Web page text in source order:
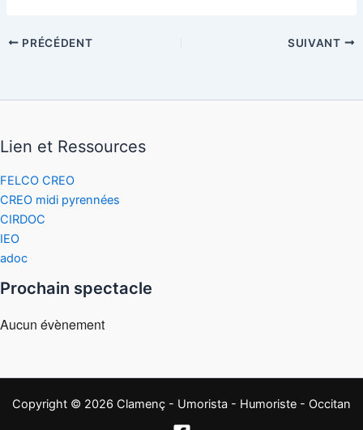
PRÉCÉDENT SUIVANT
Lien et Ressources
FELCO CREO
CREO midi pyrennées
CIRDOC
IEO
adoc
Prochain spectacle
Aucun évènement
Copyright © 2026 Clamenç - Umorista - Humoriste - Occitan